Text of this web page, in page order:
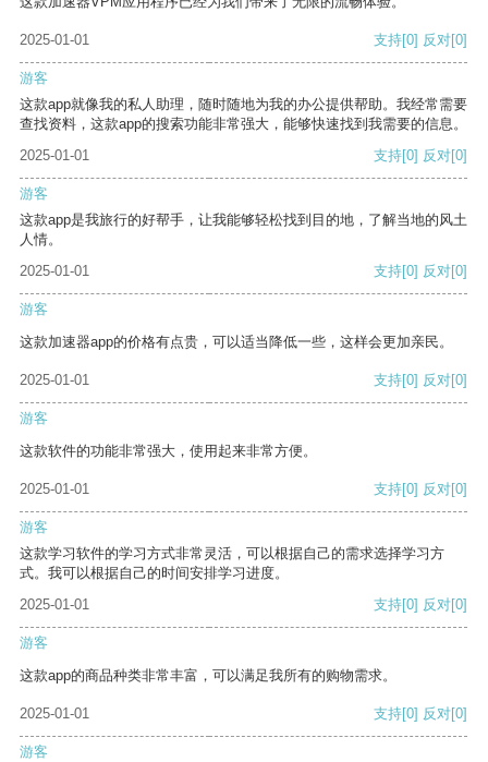
2025-01-01 支持[0] 反对[0]
游客
这款app就像我的私人助理，随时随地为我的办公提供帮助。我经常需要
查找资料，这款app的搜索功能非常强大，能够快速找到我需要的信息。
2025-01-01
支持[0] 反对[0]
游客
这款app是我旅行的好帮手，让我能够轻松找到目的地，了解当地的风土
人情。
2025-01-01
支持[0] 反对[0]
游客
这款加速器app的价格有点贵，可以适当降低一些，这样会更加亲民。
2025-01-01 支持[0] 反对[0]
游客
这款软件的功能非常强大，使用起来非常方便。
2025-01-01 支持[0] 反对[0]
游客
这款学习软件的学习方式非常灵活，可以根据自己的需求选择学习方
式。我可以根据自己的时间安排学习进度。
2025-01-01
支持[0] 反对[0]
游客
这款app的商品种类非常丰富，可以满足我所有的购物需求。
2025-01-01 支持[0] 反对[0]
游客